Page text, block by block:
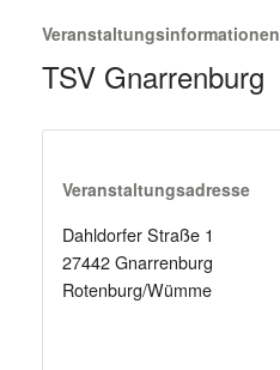
Veranstaltungsinformationen
TSV Gnarrenburg
Veranstaltungsadresse
Dahldorfer Straße 1
27442 Gnarrenburg
Rotenburg/Wümme